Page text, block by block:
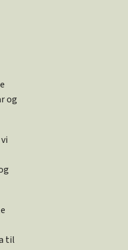
og
til